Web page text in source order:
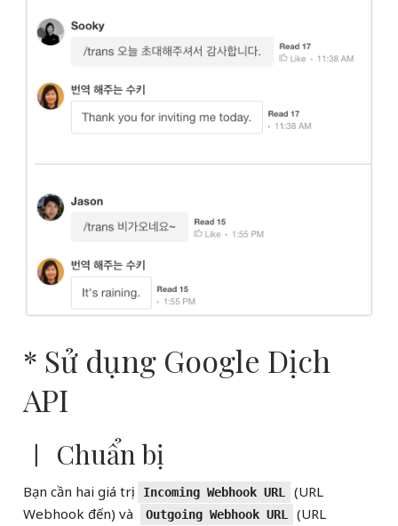
* Sử dụng Google Dịch
API
ㅣ Chuẩn bị
Bạn cần hai giá trị: Incoming Webhook URL
(URL
Webhook đến) và
Outgoing Webhook URL
(URL